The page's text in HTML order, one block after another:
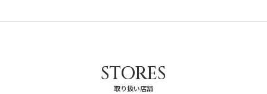
STORES
取り扱い店舗